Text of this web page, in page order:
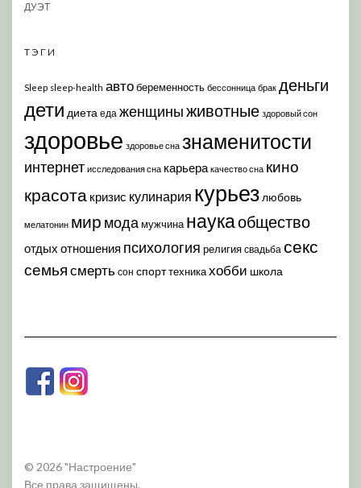
ДУЭТ
ТЭГИ
Sleep sleep-health автобеременность бессонница брак деньги
дети диета еда женщиныживотные здоровый сон
здоровье здоровье сна знаменитости
интернет исследования сна карьера качество сна кино
красота кризис кулинария курьез любовь
мелатонин мир модамужчина наукаобщество
отдых отношения психология религия свадьба секс
семья смерть сон спорттехникахобби школа
© 2026 "Настроение"
Все права защищены.